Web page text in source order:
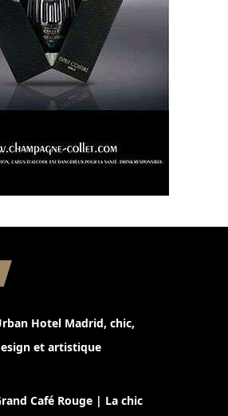
Hotel Madrid, chic,
et artistique
Café Rouge | La chic